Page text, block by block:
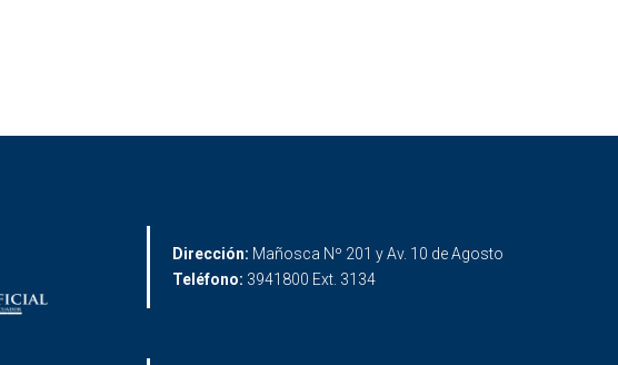
Dirección: Mañosca Nº 201 y Av. 10 de Agosto
Teléfono: 3941800 Ext. 3134